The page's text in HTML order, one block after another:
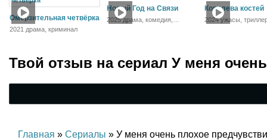
Омерзительная четвёрка
2021 драма, криминал
Новый Год на Связи
2025 драма, комедия,
Королева костей
2024 ужасы,
Твой отзыв на сериал У меня
Главная » Сериалы » У меня очень плохое